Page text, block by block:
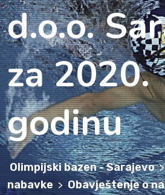
d.o.o.
za 2020.
godinu
Olimpijski bazen - Sarajevo
nabavke > Obavještenje o